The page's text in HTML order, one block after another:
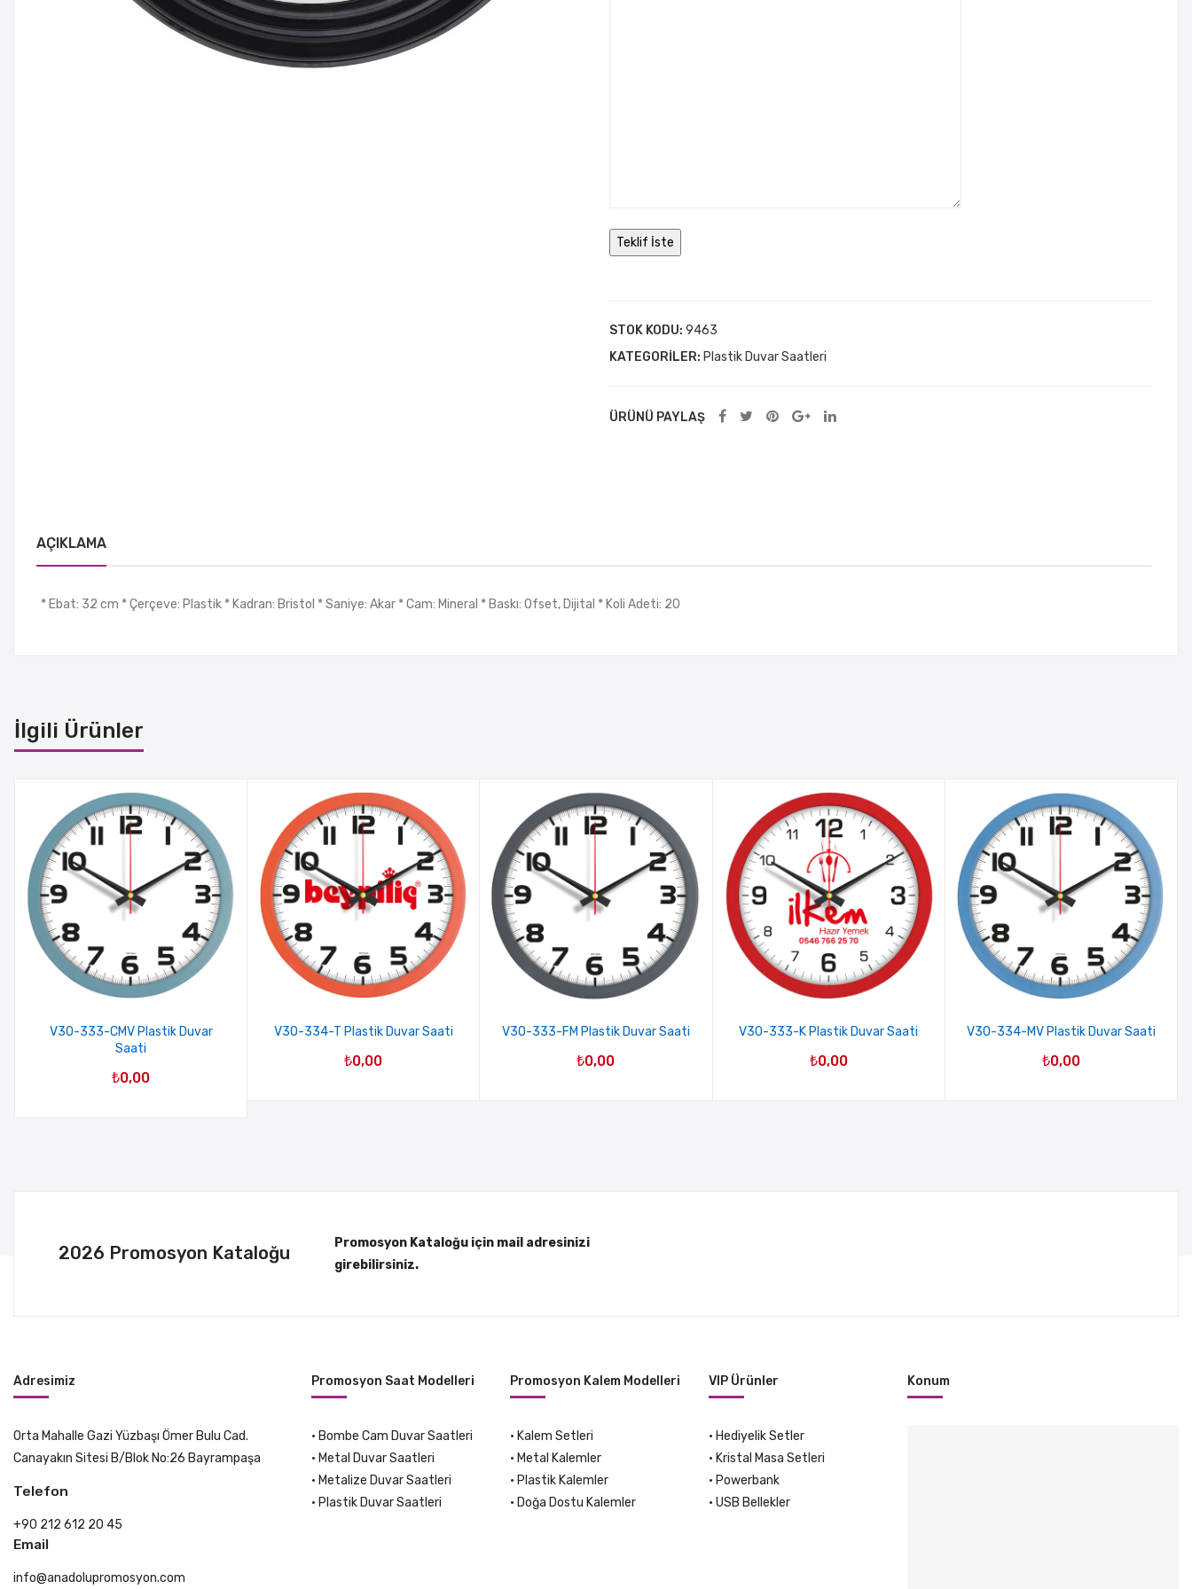
STOK KODU: 9463
KATEGORILER: Plastik Duvar Saatleri
ÜRÜNÜ PAYLAŞ
AÇIKLAMA
* Ebat: 32 cm * Çerçeve: Plastik * Kadran: Bristol * Saniye: Akar * Cam: Mineral * Baskı: Ofset, Dijital * Koli Adeti: 20
İlgili Ürünler
V30-333-CMV Plastik Duvar
Saati
₺0,00
V30-334-T Plastik Duvar Saati
₺0,00
V30-333-FM Plastik Duvar Saati
₺0,00
V30-333-K Plastik Duvar Saati
₺0,00
V30-334-MV Plastik Duvar Saati
₺0,00
2026 Promosyon Kataloğu
Promosyon Kataloğu için mail adresinizi
girebilirsiniz.
Adresimiz
Orta Mahalle Gazi Yüzbaşı Ömer Bulu Cad.
Canayakın Sitesi B/Blok No:26 Bayrampaşa
Telefon
+90 212 612 20 45
Email
info@anadolupromosyon.com
Promosyon Saat Modelleri
• Bombe Cam Duvar Saatleri
• Metal Duvar Saatleri
• Metalize Duvar Saatleri
• Plastik Duvar Saatleri
Promosyon Kalem Modelleri
• Kalem Setleri
• Metal Kalemler
• Plastik Kalemler
• Doğa Dostu Kalemler
VIP Ürünler
• Hediyelik Setler
• Kristal Masa Setleri
• Powerbank
• USB Bellekler
Konum